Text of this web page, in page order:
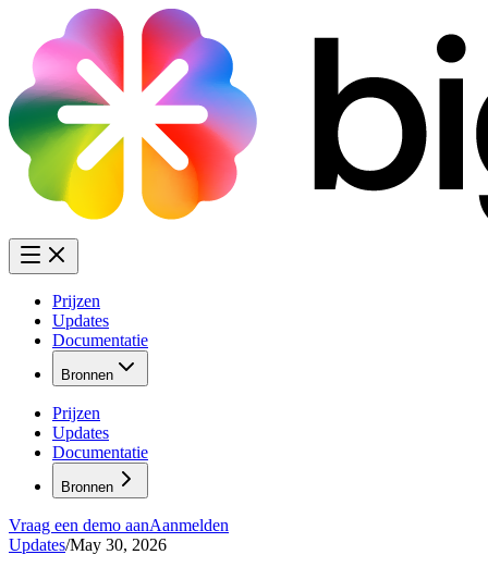
Prijzen
Updates
Documentatie
Bronnen
Prijzen
Updates
Documentatie
Bronnen
Vraag een demo aanAanmelden
Updates/May 30, 2026